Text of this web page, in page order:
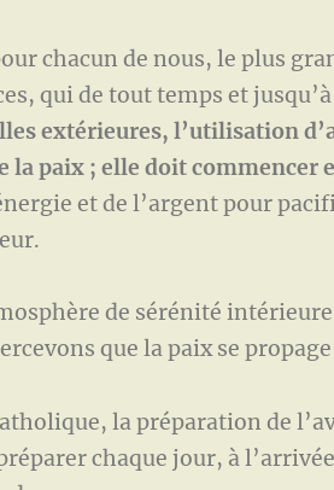
chacun de nous, le plus
qui de tout temps et
extérieures, l’utilisation
la paix ; elle doit commencer
et de l’argent pour
de sérénité intérieure
que la paix se
la préparation de
chaque jour, à